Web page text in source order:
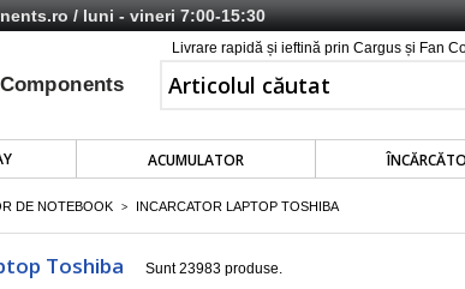
/ luni - vineri 7:00-15:30
Livrare rapidă și ieftină prin Cargus și Fan
ACUMULATOR
DE NOTEBOOK > INCARCATOR LAPTOP TOSHIBA
Toshiba Sunt 23983 produse.